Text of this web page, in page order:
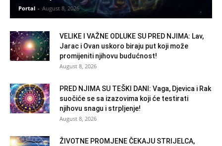
Portal - August 8, 2026
VELIKE I VAŽNE ODLUKE SU PRED NJIMA: Lav,
Jarac i Ovan uskoro biraju put koji može
promijeniti njihovu budućnost!
August 8, 2026
PRED NJIMA SU TEŠKI DANI: Vaga, Djevica i Rak
suočiće se sa izazovima koji će testirati
njihovu snagu i strpljenje!
August 8, 2026
ŽIVOTNE PROMJENE ČEKAJU STRIJELCA,